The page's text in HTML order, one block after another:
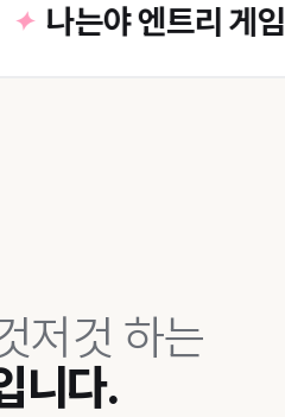
나는야 엔트리 게임
저것 하는
니다.